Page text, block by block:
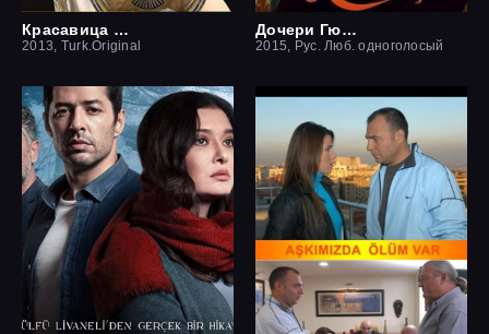
Красавица и чудовище
2013, Turk.Original
Дочери Гюнеш
2015, Рус. Люб. одноголосый